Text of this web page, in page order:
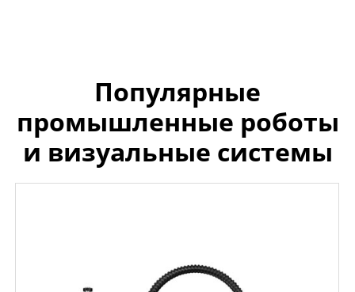
Популярные
промышленные роботы
и визуальные системы